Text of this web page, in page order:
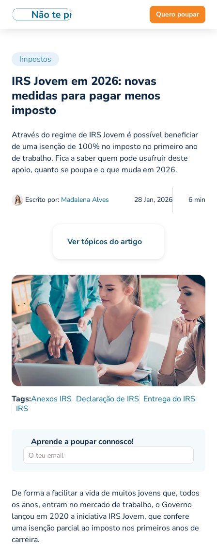
Quero poupar
Impostos
IRS Jovem em 2026: novas
medidas para pagar menos
imposto
Escrito por: Madalena Alves 28 Jan, 2026 6 min
Através do regime de IRS Jovem é possível beneficiar
de uma isenção de 100% no imposto no primeiro ano
de trabalho. Fica a saber quem pode usufruir deste
apoio, quanto se poupa e o que muda em 2026.
Ver tópicos do artigo
Tags:Anexos IRS Declaração de IRS Entrega do IRS
IRS
Aprende a poupar connosco!
De forma a facilitar a vida de muitos jovens que, todos
os anos, entram no mercado de trabalho, o Governo
lançou em 2020 a iniciativa IRS Jovem, que confere
uma isenção parcial ao imposto nos primeiros anos de
carreira.